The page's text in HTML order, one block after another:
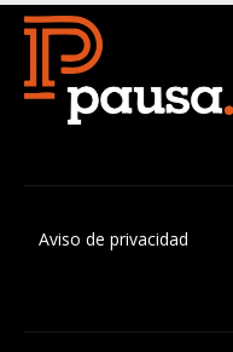
Aviso de privacidad